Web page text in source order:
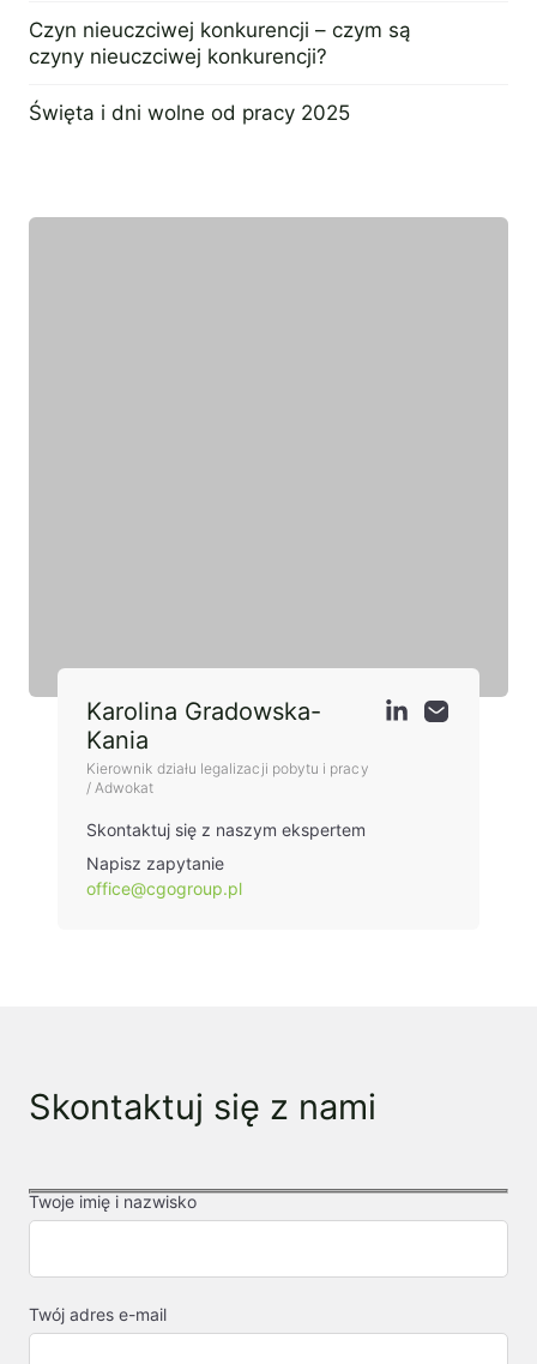
Czyn nieuczciwej konkurencji – czym są
czyny nieuczciwej konkurencji?
25 czerwca 2024
Święta i dni wolne od pracy 2025
Karolina Gradowska-
Kania
Kierownik działu legalizacji pobytu i pracy
/ Adwokat
Skontaktuj się z naszym ekspertem
Napisz zapytanie
office@cgogroup.pl
Skontaktuj się z nami
Twoje imię i nazwisko
Twój adres e-mail